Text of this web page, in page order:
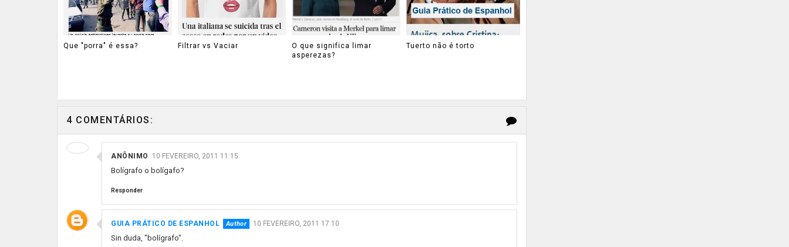
Que "porra" é essa? Filtrar vs Vaciar
O que significa limar
asperezas?
Tuerto não é torto
4 COMENTÁRIOS:
ANÔNIMO 10 FEVEREIRO, 2011 11:15
Bolígrafo o bolígafo?
Responder
GUIA PRÁTICO DE ESPANHOL 10 FEVEREIRO, 2011 17:10
Sin duda, "bolígrafo".